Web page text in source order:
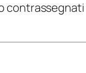
contrassegnati